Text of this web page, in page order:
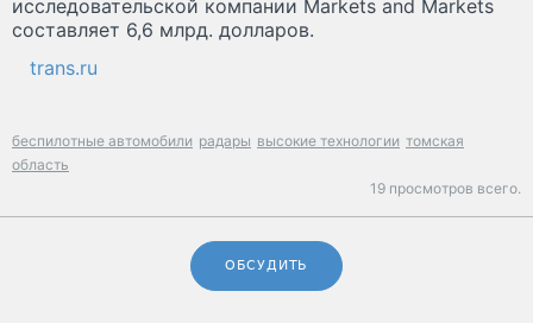
исследовательской компании Markets and Markets
составляет 6,6 млрд. долларов.
trans.ru
беспилотные автомобили радары высокие технологии томская
область
19 просмотров всего.
ОБСУДИТЬ